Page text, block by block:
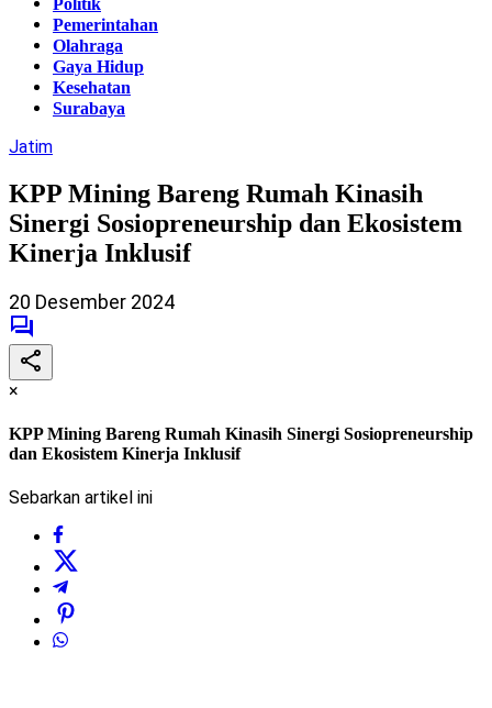
Politik
Pemerintahan
Olahraga
Gaya Hidup
Kesehatan
Surabaya
Jatim
KPP Mining Bareng Rumah Kinasih
Sinergi Sosiopreneurship dan Ekosistem
Kinerja Inklusif
20 Desember 2024
×
KPP Mining Bareng Rumah Kinasih Sinergi Sosiopreneurship
dan Ekosistem Kinerja Inklusif
Sebarkan artikel ini